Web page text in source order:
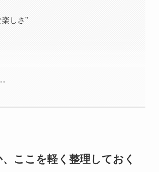
しさ”
ここを軽く整理しておく